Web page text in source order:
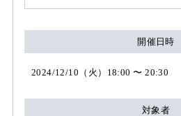
開催日時
2024/12/10（火）18:00 〜 20:30
対象者